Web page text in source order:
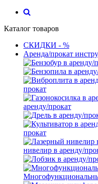
Каталог товаров
СКИДКИ - %
Аренда/прокат
прокат
аренду/прокат
прокат
нивелир в аренду/